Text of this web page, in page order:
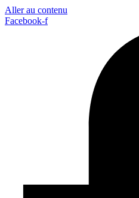
Aller au contenu
Facebook-f